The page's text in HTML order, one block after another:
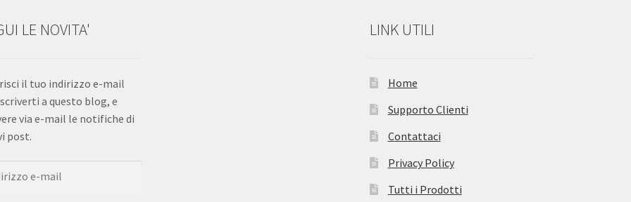
LE NOVITA'
il tuo indirizzo e-mail
a questo blog, e
via e-mail le notifiche di
post.
LINK UTILI
Home
Supporto Clienti
Contattaci
Privacy Policy
Tutti i Prodotti